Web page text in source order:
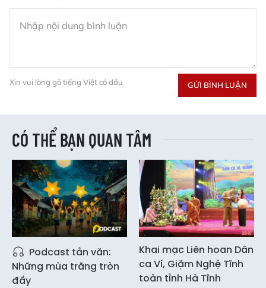
Xin vui lòng gõ tiếng Việt có dấu GỬI BÌNH LUẬN
CÓ THỂ BẠN QUAN TÂM
Podcast tản văn:
Những mùa trăng tròn
đầy
Khai mạc Liên hoan Dân
ca Ví, Giặm Nghệ Tĩnh
toàn tỉnh Hà Tĩnh